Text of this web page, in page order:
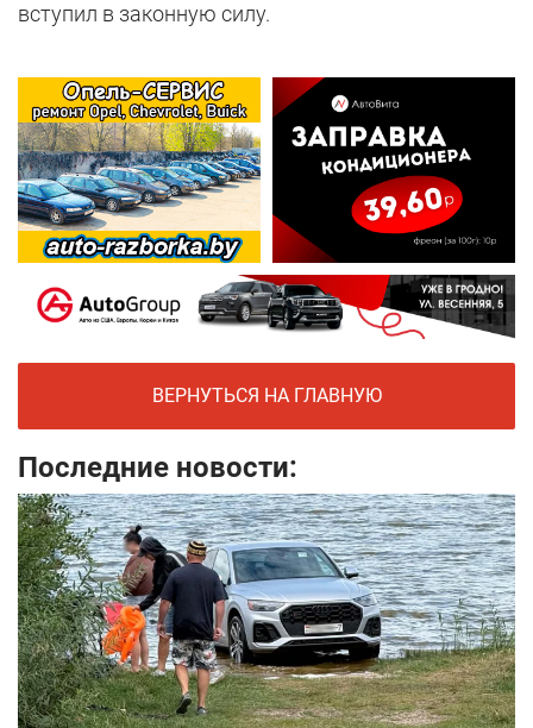
вступил в законную силу.
ВЕРНУТЬСЯ НА ГЛАВНУЮ
Последние новости: